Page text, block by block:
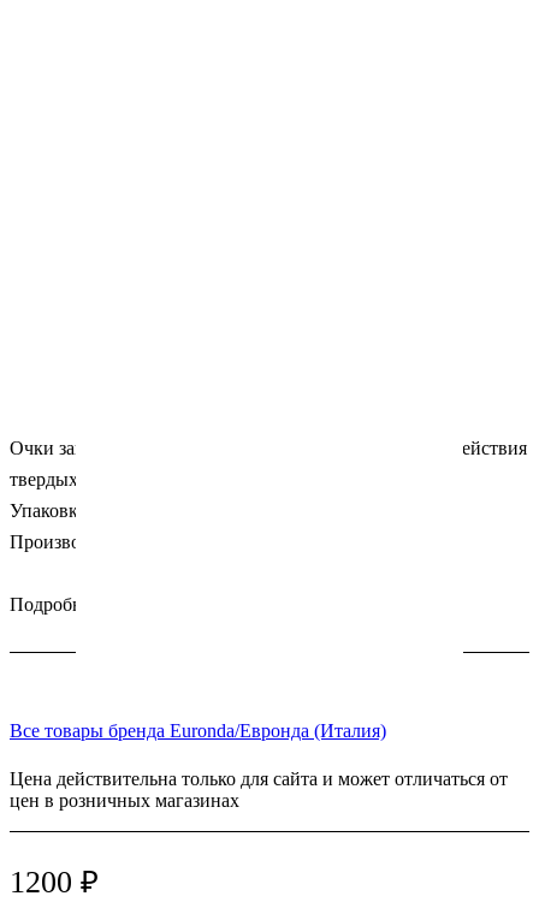
Очки защитные от ультрафиолетового излучения, воздействия
твердых частиц, химических веществ.
Упаковка: 1 штука.
Производитель: Euronda (Италия)
Подробности
Все товары бренда Euronda/Евронда (Италия)
Цена действительна только для сайта и может отличаться от
цен в розничных магазинах
1200 ₽